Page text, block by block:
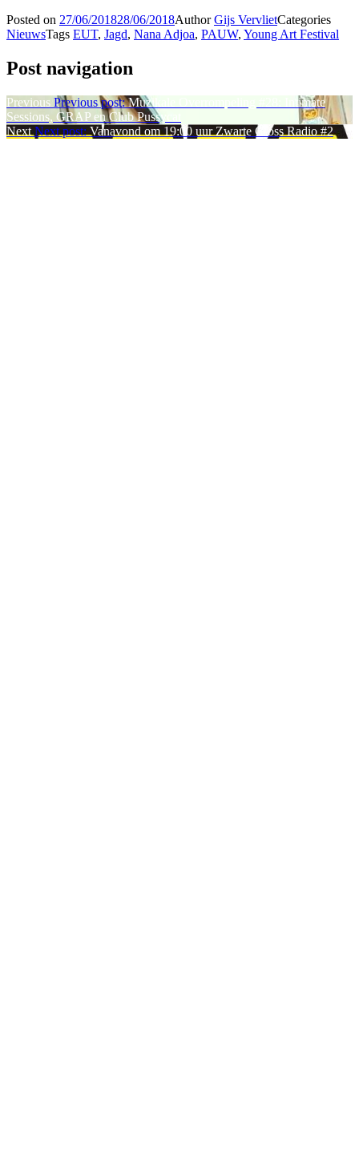
Posted on 27/06/201828/06/2018AuthorGijs VervlietCategories
NieuwsTags EUT, Jagd, Nana Adjoa, PAUW, Young Art Festival
Post navigation
Previous Previous post: Muzikale Overrompeling #28: Intimate
Sessions, GRAP en Club Pussycat
Next Next post: Vanavond om 19:00 uur Zwarte Cross Radio #2